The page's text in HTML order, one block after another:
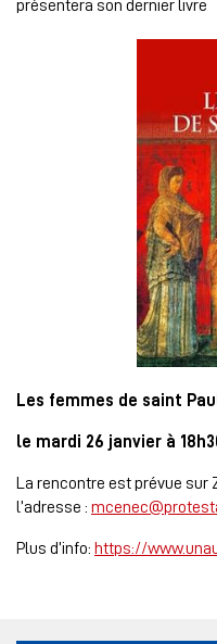
présentera son dernier livre
Les femmes de saint
le mardi 26 janvier à
La rencontre est prévue sur
l’adresse :
Plus d’info: https://